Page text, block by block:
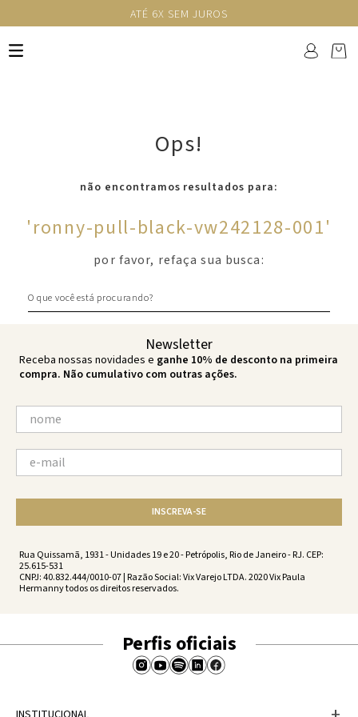
ATÉ 6X SEM JUROS
Ops!
não encontramos resultados para:
'ronny-pull-black-vw242128-001'
por favor, refaça sua busca:
Newsletter
Receba nossas novidades e ganhe 10% de desconto na primeira
compra. Não cumulativo com outras ações.
INSCREVA-SE
Rua Quissamã, 1931 - Unidades 19 e 20 - Petrópolis, Rio de Janeiro - RJ. CEP:
25.615-531
CNPJ: 40.832.444/0010-07 | Razão Social: Vix Varejo LTDA. 2020 Vix Paula
Hermanny todos os direitos reservados.
Perfis oficiais